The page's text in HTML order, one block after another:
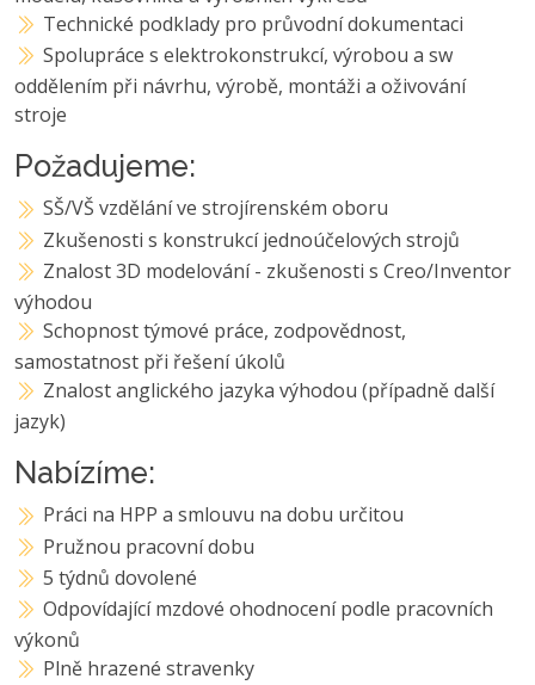
Technické podklady pro průvodní dokumentaci
Spolupráce s elektrokonstrukcí, výrobou a sw
oddělením při návrhu, výrobě, montáži a oživování
stroje
Požadujeme:
SŠ/VŠ vzdělání ve strojírenském oboru
Zkušenosti s konstrukcí jednoúčelových strojů
Znalost 3D modelování - zkušenosti s Creo/Inventor
výhodou
Schopnost týmové práce, zodpovědnost,
samostatnost při řešení úkolů
Znalost anglického jazyka výhodou (případně další
jazyk)
Nabízíme:
Práci na HPP a smlouvu na dobu určitou
Pružnou pracovní dobu
5 týdnů dovolené
Odpovídající mzdové ohodnocení podle pracovních
výkonů
Plně hrazené stravenky